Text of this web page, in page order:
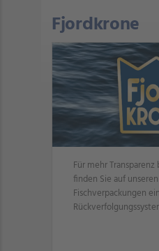
Fjordkrone
Für mehr
finden Sie auf
Fischverpackungen